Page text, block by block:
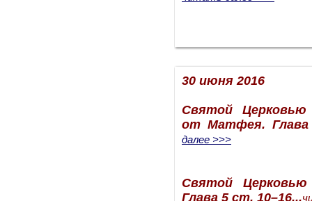
30 июня 2016
Святой Церковью
от Матфея.
далее >>>
Святой
Глава 5 ст. 10–16...